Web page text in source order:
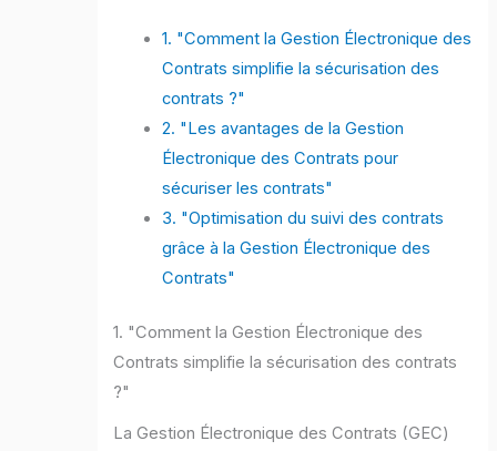
1. "Comment la Gestion Électronique des
Contrats simplifie la sécurisation des
contrats ?"
2. "Les avantages de la Gestion
Électronique des Contrats pour
sécuriser les contrats"
3. "Optimisation du suivi des contrats
grâce à la Gestion Électronique des
Contrats"
1. "Comment la Gestion Électronique des
Contrats simplifie la sécurisation des contrats
?"
La Gestion Électronique des Contrats (GEC)